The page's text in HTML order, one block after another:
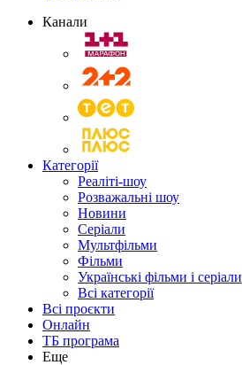
Канали
Категорії
Реаліті-шоу
Розважальні шоу
Новини
Серіали
Мультфільми
Фільми
Українські фільми і серіали
Всі категорії
Всі проєкти
Онлайн
ТБ програма
Еще